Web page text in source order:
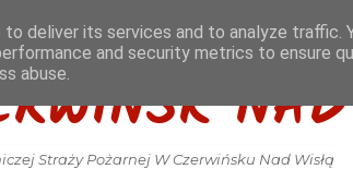
Straży Pożarnej W Czerwińsku Nad Wisłą
deliver its services and to analyze traffic.
and security metrics to ensure
abuse.